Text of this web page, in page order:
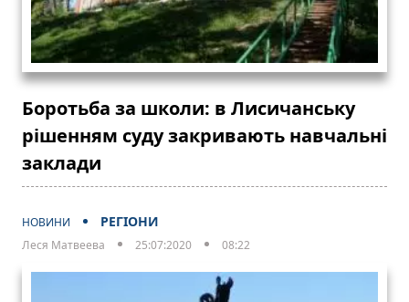
Боротьба за школи: в Лисичанську
рішенням суду закривають навчальні
заклади
НОВИНИ РЕГІОНИ
Леся Матвеева 25:07:2020 08:22